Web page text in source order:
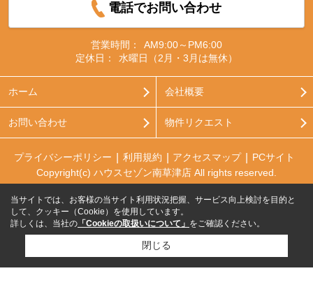
電話でお問い合わせ
営業時間：
AM9:00～PM6:00
定休日：
水曜日（2月・3月は無休）
ホーム 会社概要
お問い合わせ 物件リクエスト
プライバシーポリシー 利用規約 アクセスマップ
PCサイト
Copyright(c) ハウスセゾン南草津店 All rights reserved.
当サイトでは、お客様の当サイト利用状況把握、サービス向上検討を目的と
して、クッキー（Cookie）を使用しています。
詳しくは、当社の 「Cookieの取扱いについて」 をご確認ください。
閉じる